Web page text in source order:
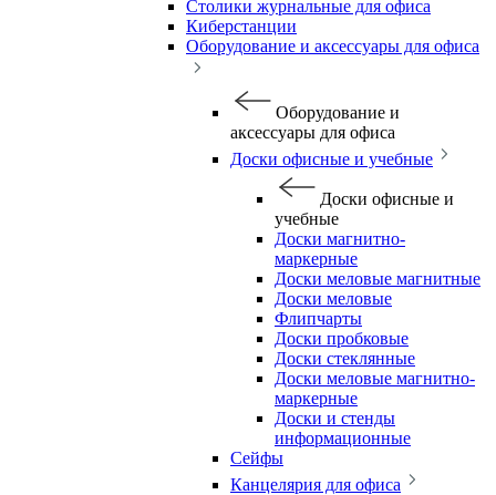
Столики журнальные для офиса
Киберстанции
Оборудование и аксессуары для офиса
Оборудование и
аксессуары для офиса
Доски офисные и учебные
Доски офисные и
учебные
Доски магнитно-
маркерные
Доски меловые магнитные
Доски меловые
Флипчарты
Доски пробковые
Доски стеклянные
Доски меловые магнитно-
маркерные
Доски и стенды
информационные
Сейфы
Канцелярия для офиса